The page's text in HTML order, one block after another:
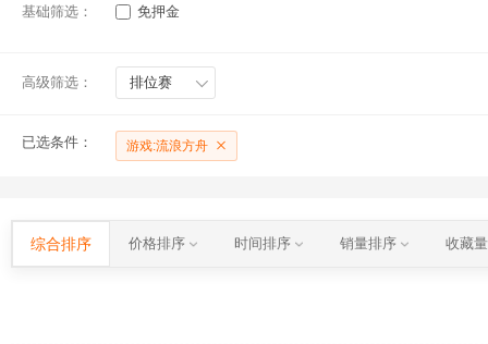
基础筛选： 免押金
高级筛选： 排位赛
已选条件： 游戏:流浪方舟
综合排序 价格排序 时间排序 销量排序 收藏